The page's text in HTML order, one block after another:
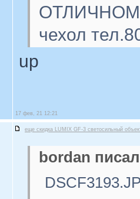
ОТЛИЧНОМ
чехол
up
17 фев, 21 12:21
еще скидка LUMIX GF-3 светосильный
bordan